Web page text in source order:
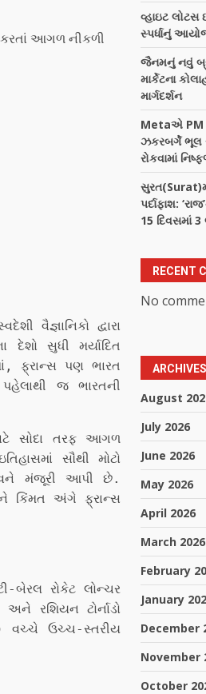
દ્વારા
સુધી મર્યાદિત
ફ્રાન્સ પણ ભારત
જ ભારતની
સોદા તરફ આગળ
સૌથી મોટો
મંજૂરી આપી છે.
કિંમત અંગે ફ્રાન્સ
બેરલ રોકેટ લોન્ચર
રશિયન ટોર્નાડો
વચ્ચે ઉચ્ચ-સ્તરીય
વ્હાઇટ લોટસ
સ્પર્ધાનું
જૈનમનું નવું
માર્કેટના
માર્ગદર્શન
Metaએ PM
ઝકરબર્ગે ભૂલ
રોકવામાં
પર્દાફાશ:
15 દિવસમાં 3
RECENT
No
ARCHIVES
August
July 2026
June 2026
May 2026
April 2026
March 2026
February
January
December
November
October